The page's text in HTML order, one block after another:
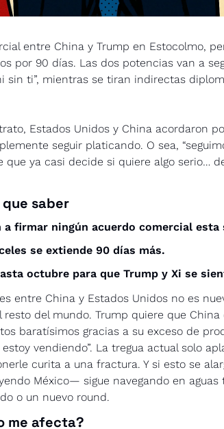
entre China y Trump en Estocolmo,
por 90 días. Las dos potencias van a
sin ti”, mientras se tiran indirectas
Estados Unidos y China acordaron
seguir platicando. O sea,
que ya casi decide si quiere algo serio…
saber
a firmar ningún acuerdo comercial esta
se extiende 90 días más.
octubre para que Trump y Xi se
entre China y Estados Unidos no es
resto del mundo. Trump quiere que
baratísimos gracias a su exceso de
vendiendo”. La tregua actual solo
curita a una fractura. Y si esto se
México— sigue navegando en aguas
o un nuevo round.
me afecta?